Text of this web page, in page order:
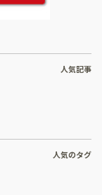
人気記事
人気のタグ